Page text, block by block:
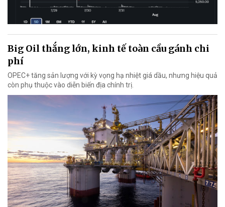
Big Oil thắng lớn, kinh tế toàn cầu gánh chi
phí
OPEC+ tăng sản lượng với kỳ vọng hạ nhiệt giá dầu, nhưng hiệu quả
còn phụ thuộc vào diễn biến địa chính trị.